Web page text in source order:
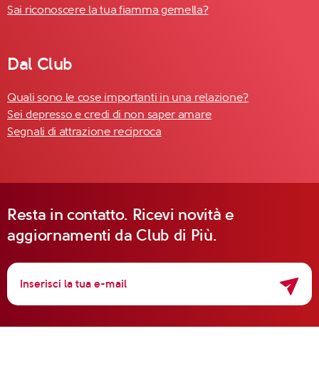
Sai riconoscere la tua fiamma gemella?
Dal Club
Quali sono le cose importanti in una relazione?
Sei depresso e credi di non saper amare
Segnali di attrazione reciproca
Resta in contatto. Ricevi novità e
aggiornamenti da Club di Più.